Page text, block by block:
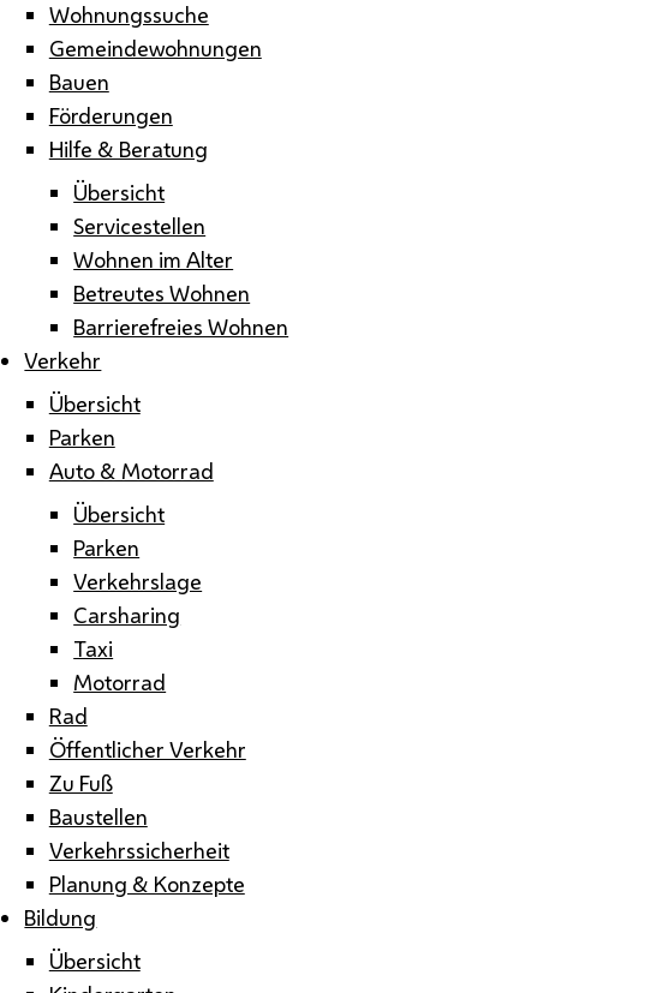
Wohnungssuche
Gemeindewohnungen
Bauen
Förderungen
Hilfe & Beratung
Übersicht
Servicestellen
Wohnen im Alter
Betreutes Wohnen
Barrierefreies Wohnen
Verkehr
Übersicht
Parken
Auto & Motorrad
Übersicht
Parken
Verkehrslage
Carsharing
Taxi
Motorrad
Rad
Öffentlicher Verkehr
Zu Fuß
Baustellen
Verkehrssicherheit
Planung & Konzepte
Bildung
Übersicht